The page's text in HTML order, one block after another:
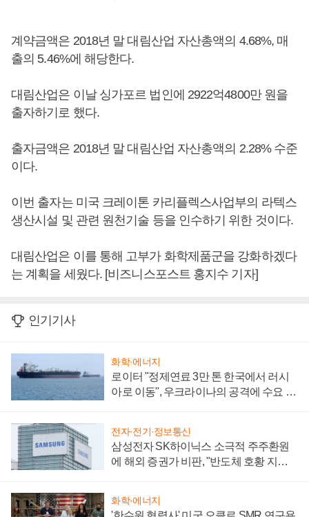
계약금액은 2018년 말 대림산업 자산총액의 4.68%, 매
출의 5.46%에 해당한다.
대림산업은 이날 싱가포르 법인에 2922억4800만 원을
출자하기로 했다.
출자금액은 2018년 말 대림산업 자산총액의 2.28% 수준
이다.
이번 출자는 미국 크레이톤 카리플렉스사업부의 라텍스
생산시설 및 관련 원천기술 등을 인수하기 위한 것이다.
대림산업은 이를 통해 고부가 화학제품군을 강화하겠다
는 계획을 세웠다. [비즈니스포스트 홍지수 기자]
인기기사
화학·에너지
로이터 "정제연료 3만 톤 한국에서 러시
아로 이동", 우크라이나의 공격에 수요 늘
전자·전기·정보통신
삼성전자 SK하이닉스 소극적 주주환원
에 해외 증권가 비판, "반도체 호황 지속
화학·에너지